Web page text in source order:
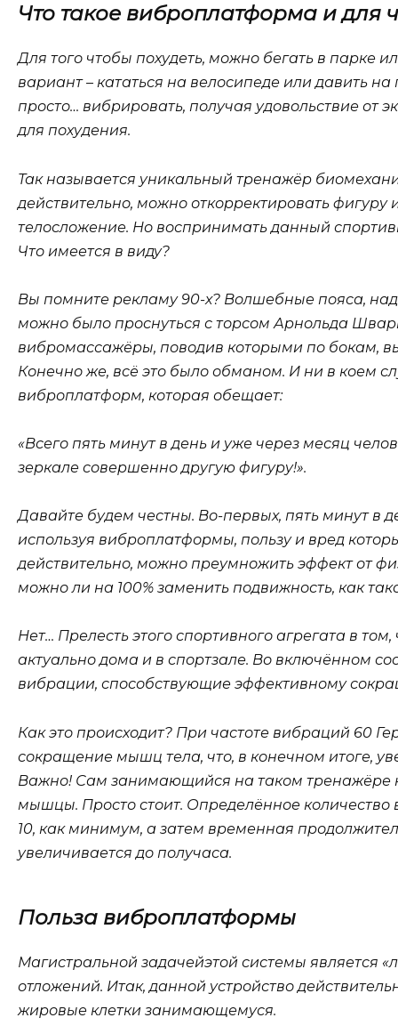
Что такое виброплатформа и для
Для того чтобы похудеть, можно бегать в парке
вариант – кататься на велосипеде или давить
просто… вибрировать, получая удовольствие от
для похудения.
Так называется уникальный тренажёр
действительно, можно откорректировать
телосложение. Но воспринимать данный
Что имеется в виду?
Вы помните рекламу 90-х? Волшебные пояса,
можно было проснуться с торсом Арнольда
вибромассажёры, поводив которыми по бокам,
Конечно же, всё это было обманом. И ни в коем
виброплатформ, которая обещает:
«Всего пять минут в день и уже через месяц
зеркале совершенно другую фигуру!».
Давайте будем честны. Во-первых, пять минут в
используя виброплатформы, пользу и вред
действительно, можно преумножить эффект от
можно ли на 100% заменить подвижность, как
Нет… Прелесть этого спортивного агрегата в
актуально дома и в спортзале. Во включённом
вибрации, способствующие эффективному
Как это происходит? При частоте вибраций 60
сокращение мышц тела, что, в конечном итоге,
Важно! Сам занимающийся на таком тренажёре
мышцы. Просто стоит. Определённое количество
10, как минимум, а затем временная
увеличивается до получаса.
Польза виброплатформы
Магистральной задачейэтой системы является
отложений. Итак, данной устройство
жировые клетки занимающемуся.